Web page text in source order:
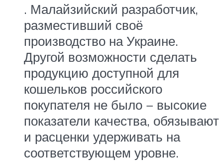
. Малайзийский разработчик,
разместивший своё
производство на Украине.
Другой возможности сделать
продукцию доступной для
кошельков российского
покупателя не было − высокие
показатели качества, обязывают
и расценки удерживать на
соответствующем уровне.